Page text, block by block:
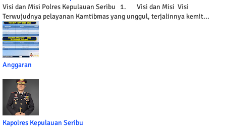
Visi dan Misi Polres Kepulauan Seribu 1. Visi dan Misi Visi
Terwujudnya pelayanan Kamtibmas yang unggul, terjalinnya kemit...
Anggaran
Kapolres Kepulauan Seribu